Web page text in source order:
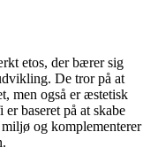
etos, der bærer sig
De tror på at
men også er æstetisk
baseret på at skabe
og komplementerer